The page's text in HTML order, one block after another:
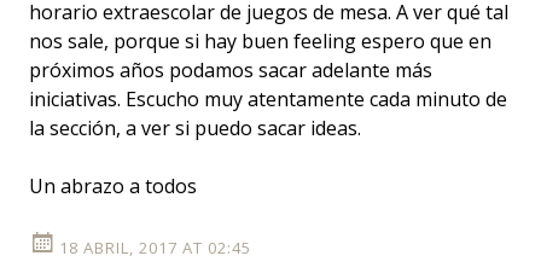
horario extraescolar de juegos de mesa. A ver qué tal
nos sale, porque si hay buen feeling espero que en
próximos años podamos sacar adelante más
iniciativas. Escucho muy atentamente cada minuto de
la sección, a ver si puedo sacar ideas.
Un abrazo a todos
18 ABRIL, 2017 AT 02:45